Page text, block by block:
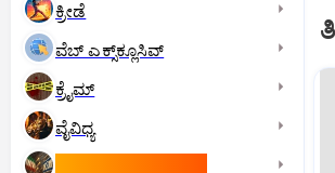
ಕ್ರೀಡೆ
ವೆಬ್ ಎಕ್ಸ್‌ಕ್ಲೂಸಿವ್
ಕ್ರೈಮ್
ವೈವಿಧ್ಯ